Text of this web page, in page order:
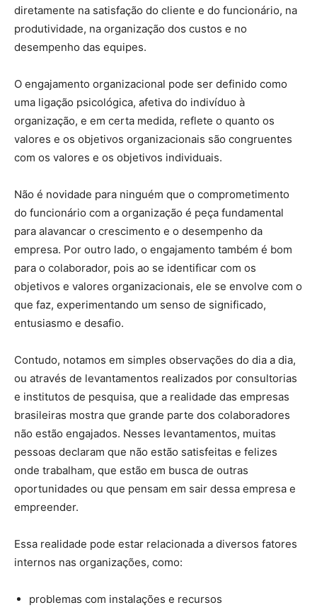
diretamente na satisfação do cliente e do funcionário, na
produtividade, na organização dos custos e no
desempenho das equipes.
O engajamento organizacional pode ser definido como
uma ligação psicológica, afetiva do indivíduo à
organização, e em certa medida, reflete o quanto os
valores e os objetivos organizacionais são congruentes
com os valores e os objetivos individuais.
Não é novidade para ninguém que o comprometimento
do funcionário com a organização é peça fundamental
para alavancar o crescimento e o desempenho da
empresa. Por outro lado, o engajamento também é bom
para o colaborador, pois ao se identificar com os
objetivos e valores organizacionais, ele se envolve com o
que faz, experimentando um senso de significado,
entusiasmo e desafio.
Contudo, notamos em simples observações do dia a dia,
ou através de levantamentos realizados por consultorias
e institutos de pesquisa, que a realidade das empresas
brasileiras mostra que grande parte dos colaboradores
não estão engajados. Nesses levantamentos, muitas
pessoas declaram que não estão satisfeitas e felizes
onde trabalham, que estão em busca de outras
oportunidades ou que pensam em sair dessa empresa e
empreender.
Essa realidade pode estar relacionada a diversos fatores
internos nas organizações, como:
problemas com instalações e recursos